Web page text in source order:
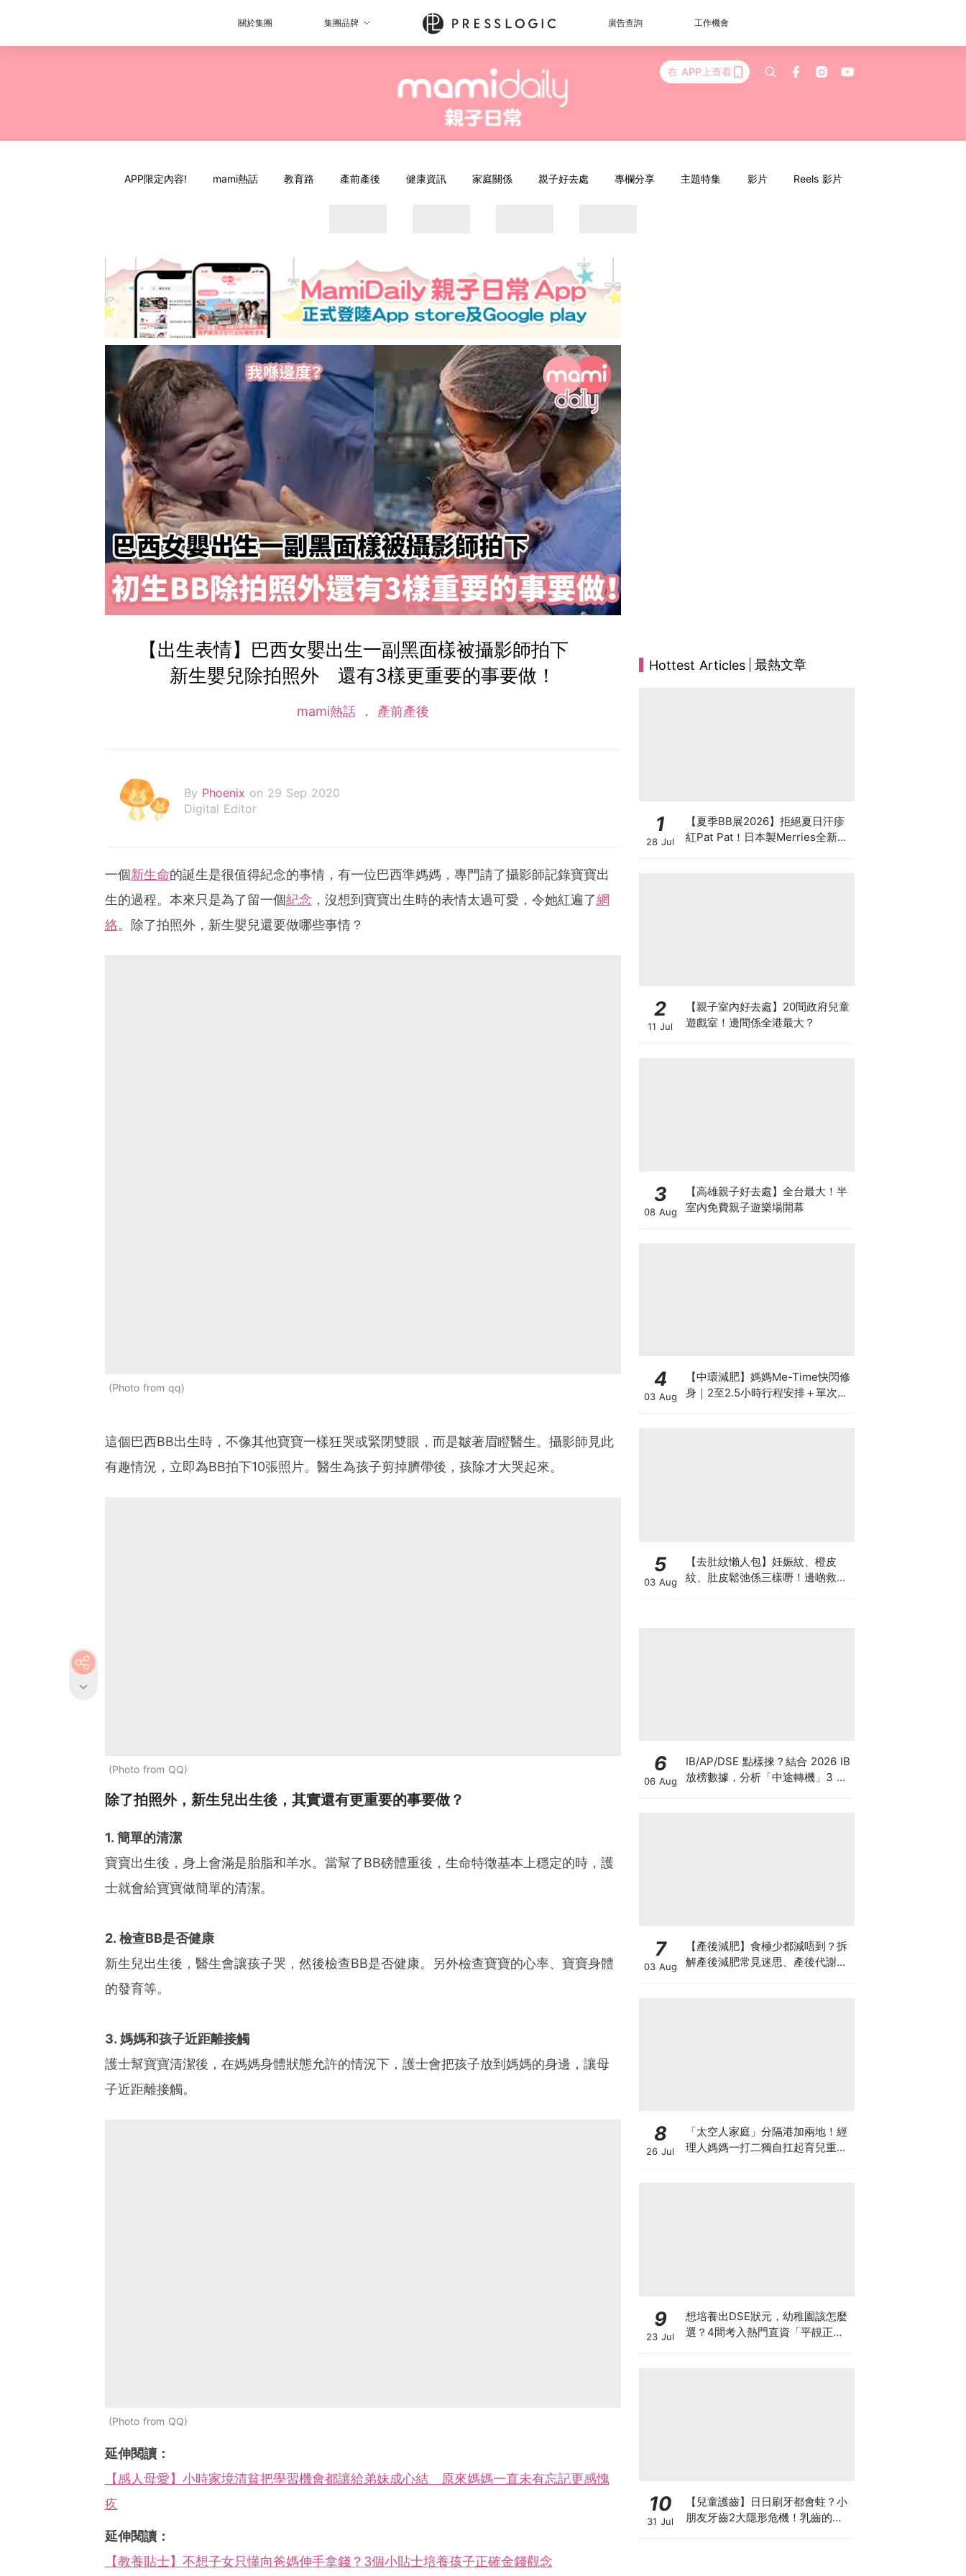
關於集團 集團品牌 廣告查詢 工作機會
在 APP上查看
APP限定內容! mami熱話 教育路 產前產後 健康資訊 家庭關係 親子好去處 專欄分享 主題特集 影片 Reels 影片
【出生表情】巴西女嬰出生一副黑面樣被攝影師拍下
新生嬰兒除拍照外 還有3樣更重要的事要做！
mami熱話 產前產後
By Phoenix on 29 Sep 2020
Digital Editor
一個新生命的誕生是很值得紀念的事情，有一位巴西準媽媽，專門請了攝影師記錄寶寶出
生的過程。本來只是為了留一個紀念 ，沒想到寶寶出生時的表情太過可愛，令她紅遍了網
絡。除了拍照外，新生嬰兒還要做哪些事情？
Photo from qq
這個巴西BB出生時，不像其他寶寶一樣狂哭或緊閉雙眼，而是皺著眉瞪醫生。攝影師見此
有趣情況，立即為BB拍下10張照片。醫生為孩子剪掉臍帶後，孩除才大哭起來。
Photo from QQ
除了拍照外，新生兒出生後，其實還有更重要的事要做？
1. 簡單的清潔
寶寶出生後，身上會滿是胎脂和羊水。當幫了BB磅體重後，生命特徵基本上穩定的時，護
士就會給寶寶做簡單的清潔。
2. 檢查BB是否健康
新生兒出生後，醫生會讓孩子哭，然後檢查BB是否健康。另外檢查寶寶的心率、寶寶身體
的發育等。
3. 媽媽和孩子近距離接觸
護士幫寶寶清潔後，在媽媽身體狀態允許的情況下，護士會把孩子放到媽媽的身邊，讓母
子近距離接觸。
Photo from QQ
延伸閱讀：
【感人母愛】小時家境清貧把學習機會都讓給弟妹成心結 原來媽媽一直未有忘記更感愧
疚
延伸閱讀：
【教養貼士】不想子女只懂向爸媽伸手拿錢？3個小貼士培養孩子正確金錢觀念
Hottest Articles 最熱文章
1
28 Jul
【夏季BB展2026】拒絕夏日汗疹
紅Pat Pat！日本製Merries全新超
2
11 Jul
【親子室內好去處】20間政府兒童
遊戲室！邊間係全港最大？
3
08 Aug
【高雄親子好去處】全台最大！半
室內免費親子遊樂場開幕
4
03 Aug
【中環減肥】媽媽Me-Time快閃修
身｜2至2.5小時行程安排＋單次收
5
03 Aug
【去肚紋懶人包】妊娠紋、橙皮
紋、肚皮鬆弛係三樣嘢！邊啲救得
6
06 Aug
IB/AP/DSE 點樣揀？結合 2026 IB
放榜數據，分析「中途轉機」3 大
7
03 Aug
【產後減肥】食極少都減唔到？拆
解產後減肥常見迷思、產後代謝、
8
26 Jul
「太空人家庭」分隔港加兩地！經
理人媽媽一打二獨自扛起育兒重
9
23 Jul
想培養出DSE狀元，幼稚園該怎麼
選？4間考入熱門直資「平靚正」
10
31 Jul
【兒童護齒】日日刷牙都會蛀？小
朋友牙齒2大隱形危機！乳齒的琺